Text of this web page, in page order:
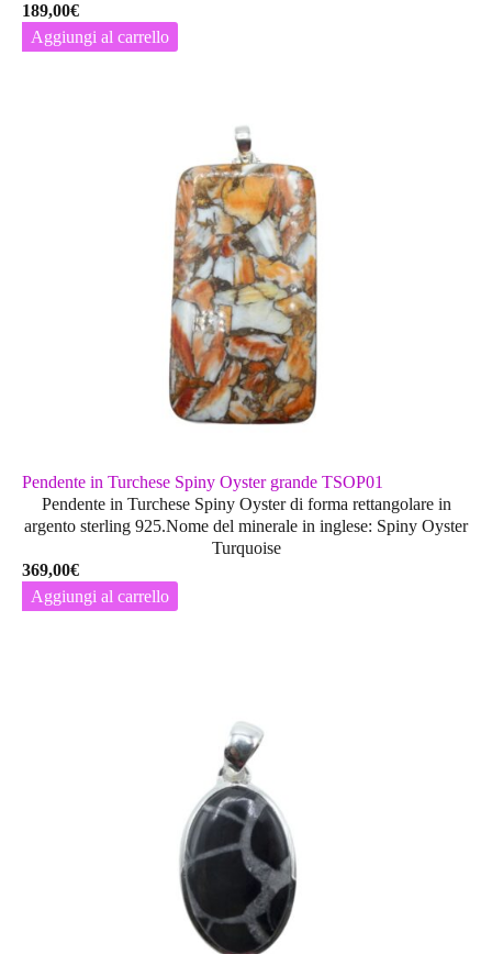
189,00€
Aggiungi al carrello
Pendente in Turchese Spiny Oyster grande TSOP01
Pendente in Turchese Spiny Oyster di forma rettangolare in
argento sterling 925.Nome del minerale in inglese: Spiny Oyster
Turquoise
369,00€
Aggiungi al carrello